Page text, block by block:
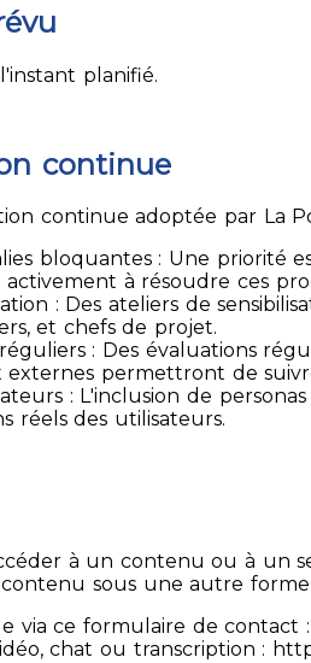
planifié.
continue
continue adoptée par La
bloquantes : Une priorité
à résoudre ces
: Des ateliers de
et chefs de projet.
: Des évaluations
externes permettront de
: L'inclusion de
réels des utilisateurs.
à un contenu ou à
sous une autre forme
via ce formulaire de contact
chat ou transcription :